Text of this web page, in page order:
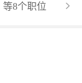
等8个职位